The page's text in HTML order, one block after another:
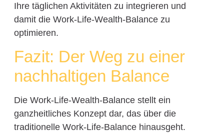
Ihre täglichen Aktivitäten zu integrieren und
damit die Work-Life-Wealth-Balance zu
optimieren.
Fazit: Der Weg zu einer
nachhaltigen Balance
Die Work-Life-Wealth-Balance stellt ein
ganzheitliches Konzept dar, das über die
traditionelle Work-Life-Balance hinausgeht.